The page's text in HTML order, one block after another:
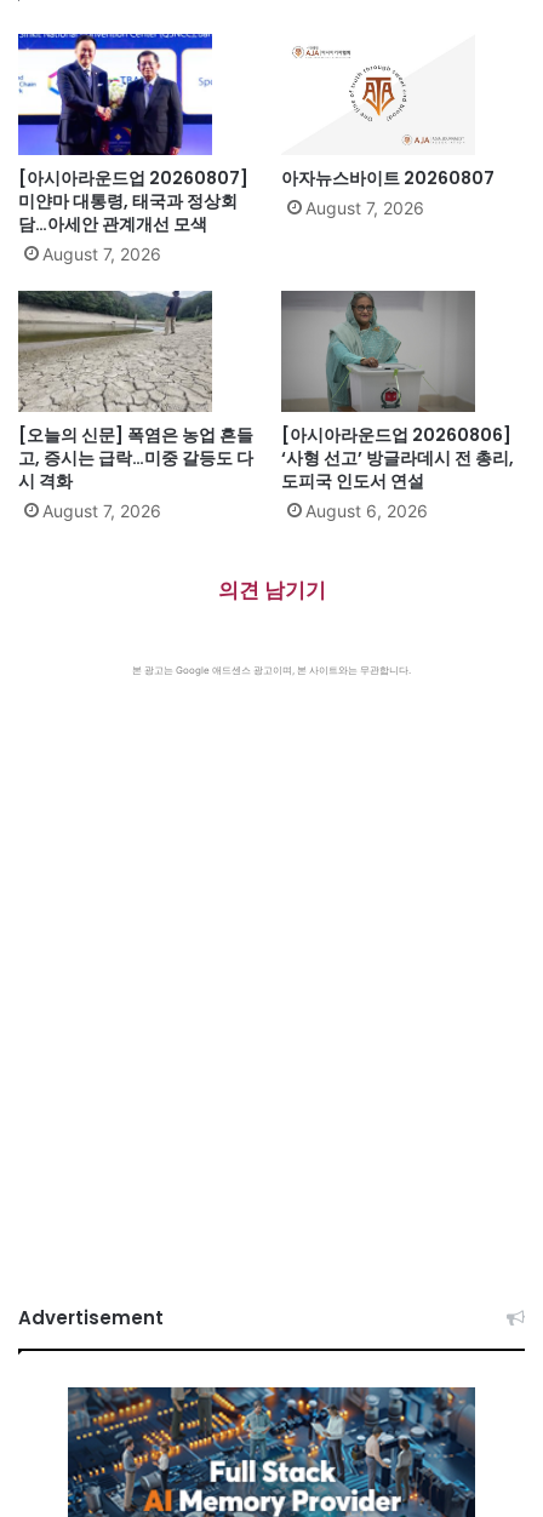
[아시아라운드업 20260807]
미얀마 대통령, 태국과 정상회
담…아세안 관계개선 모색
August 7, 2026
아자뉴스바이트 20260807
August 7, 2026
[오늘의 신문] 폭염은 농업 흔들
고, 증시는 급락…미중 갈등도 다
시 격화
August 7, 2026
[아시아라운드업 20260806]
‘사형 선고’ 방글라데시 전 총리,
도피국 인도서 연설
August 6, 2026
의견 남기기
본 광고는 Google 애드센스 광고이며, 본 사이트와는 무관합니다.
Advertisement